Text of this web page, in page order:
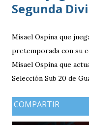
Segunda
Misael Ospina que
pretemporada con su
Misael Ospina que
Selección Sub 20 de
Cruz Azul de México
Bio Ospina, de madre
COMPARTIR